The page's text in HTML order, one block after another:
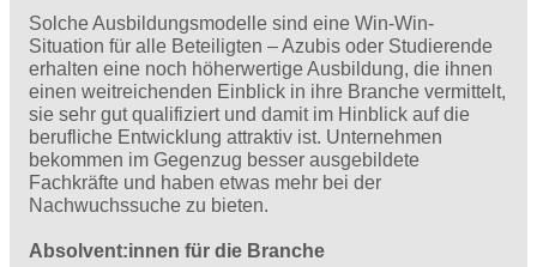
Solche Ausbildungsmodelle sind eine Win-Win-
Situation für alle Beteiligten – Azubis oder Studierende
erhalten eine noch höherwertige Ausbildung, die ihnen
einen weitreichenden Einblick in ihre Branche vermittelt,
sie sehr gut qualifiziert und damit im Hinblick auf die
berufliche Entwicklung attraktiv ist. Unternehmen
bekommen im Gegenzug besser ausgebildete
Fachkräfte und haben etwas mehr bei der
Nachwuchssuche zu bieten.
Absolvent:innen für die Branche